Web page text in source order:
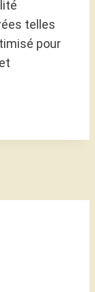
telles
pour